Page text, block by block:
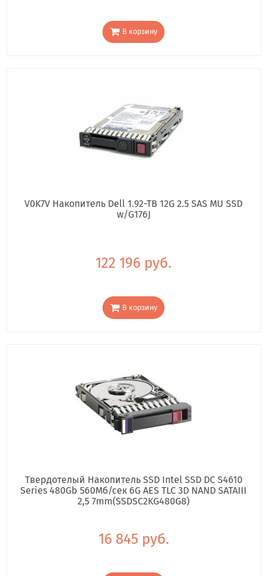
В корзину
V0K7V Накопитель Dell 1.92-TB 12G 2.5 SAS MU SSD
w/G176J
122 196 руб.
В корзину
Твердотелый Накопитель SSD Intel SSD DC S4610
Series 480Gb 560Мб/сек 6G AES TLC 3D NAND SATAIII
2,5 7mm(SSDSC2KG480G8)
16 845 руб.